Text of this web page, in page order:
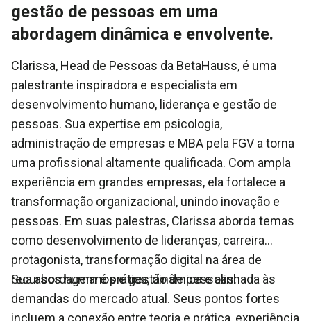
gestão de pessoas em uma
abordagem dinâmica e envolvente.
Clarissa, Head de Pessoas da BetaHauss, é uma
palestrante inspiradora e especialista em
desenvolvimento humano, liderança e gestão de
pessoas. Sua expertise em psicologia,
administração de empresas e MBA pela FGV a torna
uma profissional altamente qualificada. Com ampla
experiência em grandes empresas, ela fortalece a
transformação organizacional, unindo inovação e
pessoas. Em suas palestras, Clarissa aborda temas
como desenvolvimento de lideranças, carreira
protagonista, transformação digital na área de
recursos humanos e gestão de pessoas.
Sua abordagem é prática, dinâmica e alinhada às
demandas do mercado atual. Seus pontos fortes
incluem a conexão entre teoria e prática, experiência